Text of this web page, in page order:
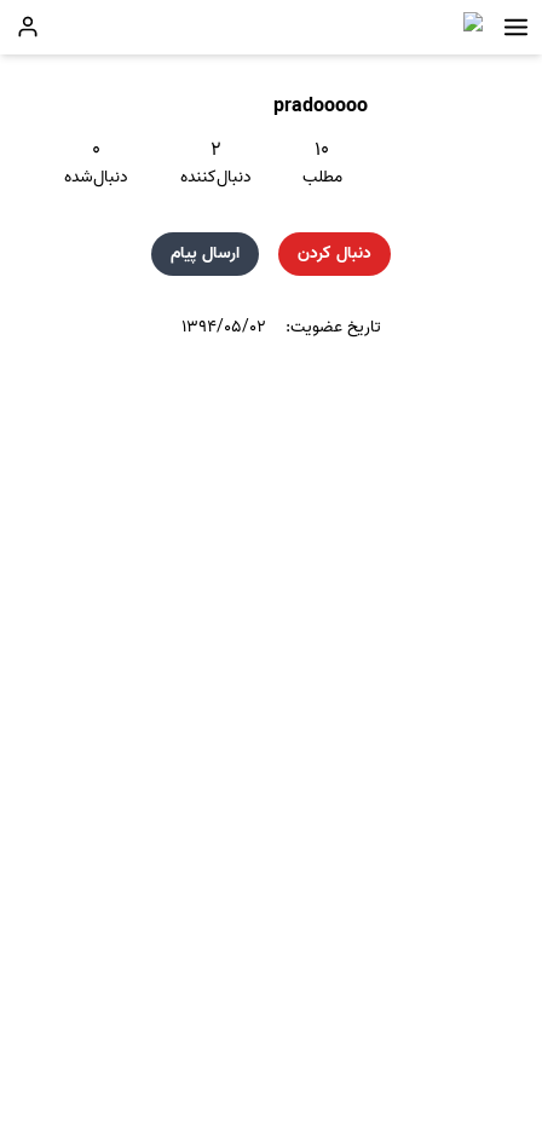
pradooooo
۱۰
مطلب
۲
دنبال‌کننده
۰
دنبال‌شده
دنبال کردن ارسال پیام
تاریخ عضویت: ۱۳۹۴/۰۵/۰۲